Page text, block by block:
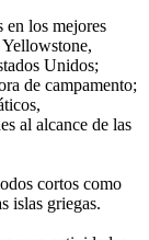
en los mejores
Unidos;
de campamento;
al alcance de las
cortos como
islas griegas.